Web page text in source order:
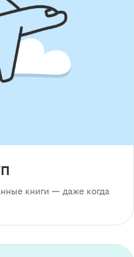
книги — даже когда